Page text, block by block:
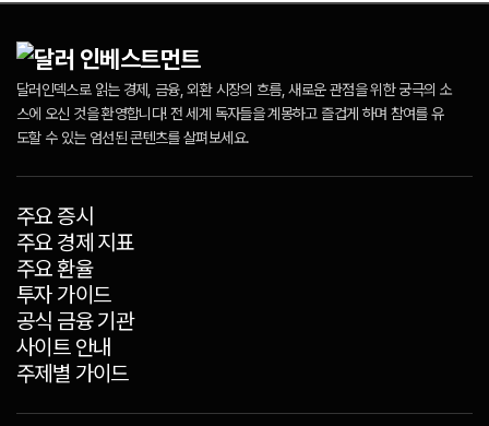
달러인덱스로 읽는 경제, 금융, 외환 시장의 흐름, 새로운 관점을 위한 궁극의 소
스에 오신 것을 환영합니다! 전 세계 독자들을 계몽하고 즐겁게 하며 참여를 유
도할 수 있는 엄선된 콘텐츠를 살펴보세요.
주요 증시
주요 경제 지표
주요 환율
투자 가이드
공식 금융 기관
사이트 안내
주제별 가이드